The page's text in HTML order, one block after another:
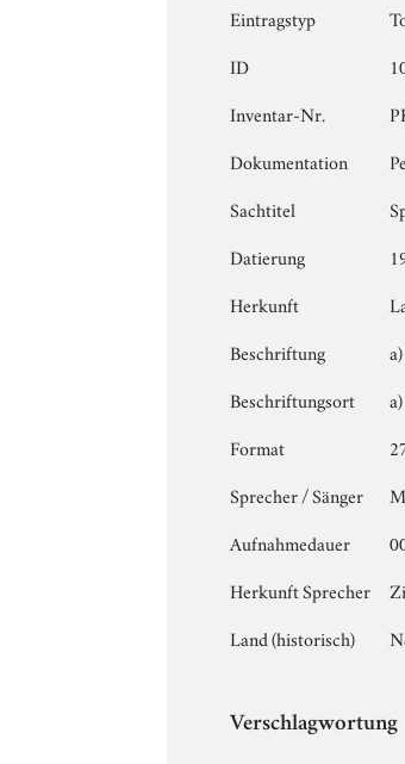
Eintragstyp
ID
Inventar-Nr.
Dokumentation
Sachtitel
Datierung
Herkunft
Beschriftung
Beschriftungsort
Format
Sprecher / Sänger
Aufnahmedauer
Herkunft Sprecher
Land (historisch)
Verschlagwortung